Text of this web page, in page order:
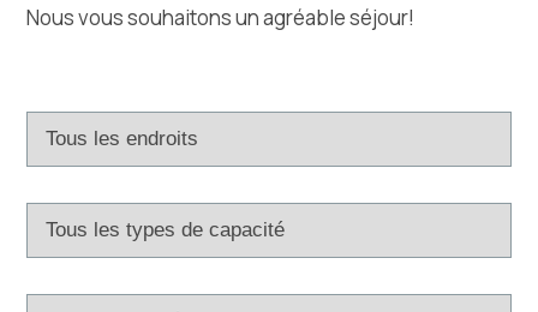
Infos
Office de tourisme
Safe in Dalmatia
fr
Nous vous souhaitons un agréable séjour!